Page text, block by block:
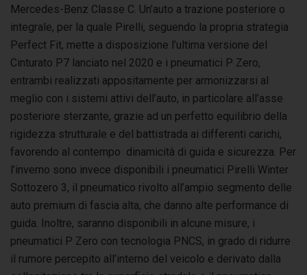
Mercedes-Benz Classe C. Un’auto a trazione posteriore o
integrale, per la quale Pirelli, seguendo la propria strategia
Perfect Fit, mette a disposizione l’ultima versione del
Cinturato P7 lanciato nel 2020 e i pneumatici P Zero,
entrambi realizzati appositamente per armonizzarsi al
meglio con i sistemi attivi dell’auto, in particolare all’asse
posteriore sterzante, grazie ad un perfetto equilibrio della
rigidezza strutturale e del battistrada ai differenti carichi,
favorendo al contempo dinamicità di guida e sicurezza. Per
l’inverno sono invece disponibili i pneumatici Pirelli Winter
Sottozero 3, il pneumatico rivolto all’ampio segmento delle
auto premium di fascia alta, che danno alte performance di
guida. Inoltre, saranno disponibili in alcune misure, i
pneumatici P Zero con tecnologia PNCS, in grado di ridurre
il rumore percepito all’interno del veicolo e derivato dalla